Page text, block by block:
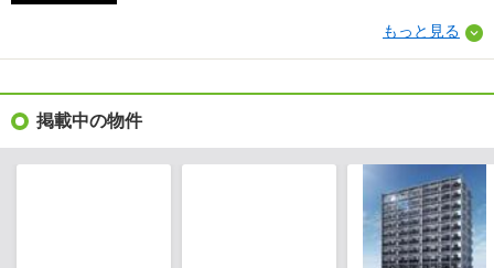
もっと見る
掲載中の物件